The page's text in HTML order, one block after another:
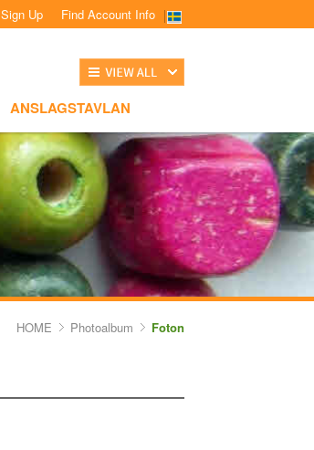
Sign Up Find Account Info
ANSLAGSTAVLAN
HOME Photoalbum Foton